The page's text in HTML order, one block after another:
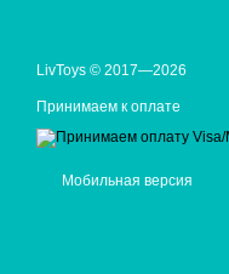
LivToys © 2017—2026
Принимаем к оплате
Мобильная версия